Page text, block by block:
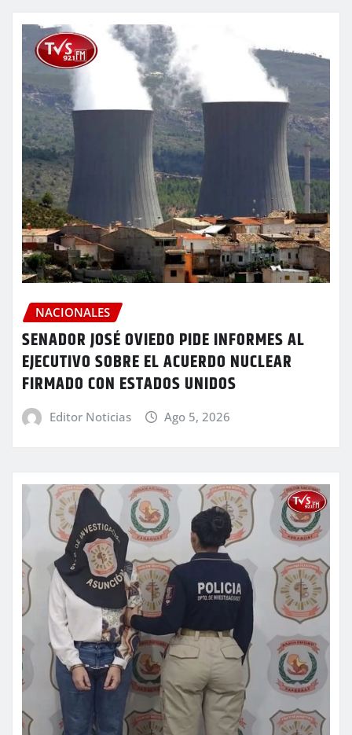
NACIONALES
SENADOR JOSÉ OVIEDO PIDE INFORMES AL
EJECUTIVO SOBRE EL ACUERDO NUCLEAR
FIRMADO CON ESTADOS UNIDOS
Editor Noticias Ago 5, 2026